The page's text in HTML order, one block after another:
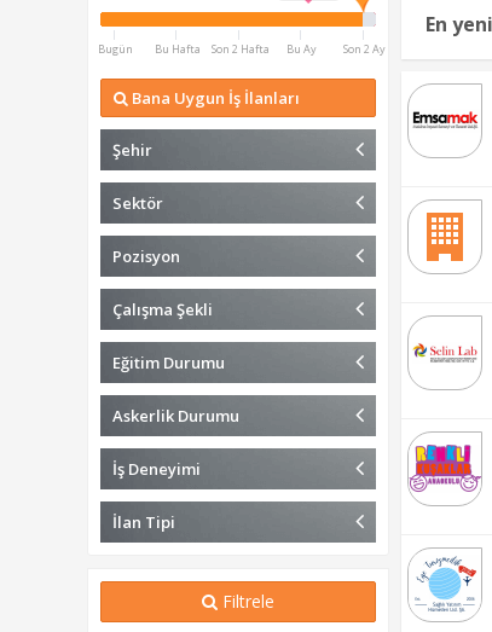
Bugün Bu Hafta Son 2 Hafta Bu Ay Son 2 Ay
Bana Uygun İş İlanları
Şehir
Sektör
Pozisyon
Çalışma Şekli
Eğitim Durumu
Askerlik Durumu
İş Deneyimi
İlan Tipi
Filtrele
En